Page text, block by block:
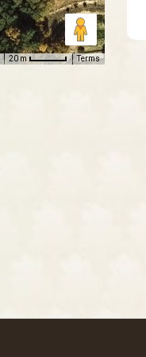
20 m Terms